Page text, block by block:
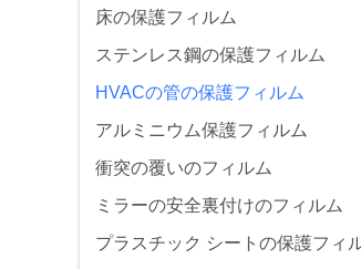
床の保護フィルム
ステンレス鋼の保護フィルム
HVACの管の保護フィルム
アルミニウム保護フィルム
衝突の覆いのフィルム
ミラーの安全裏付けのフィルム
プラスチック シートの保護フィ